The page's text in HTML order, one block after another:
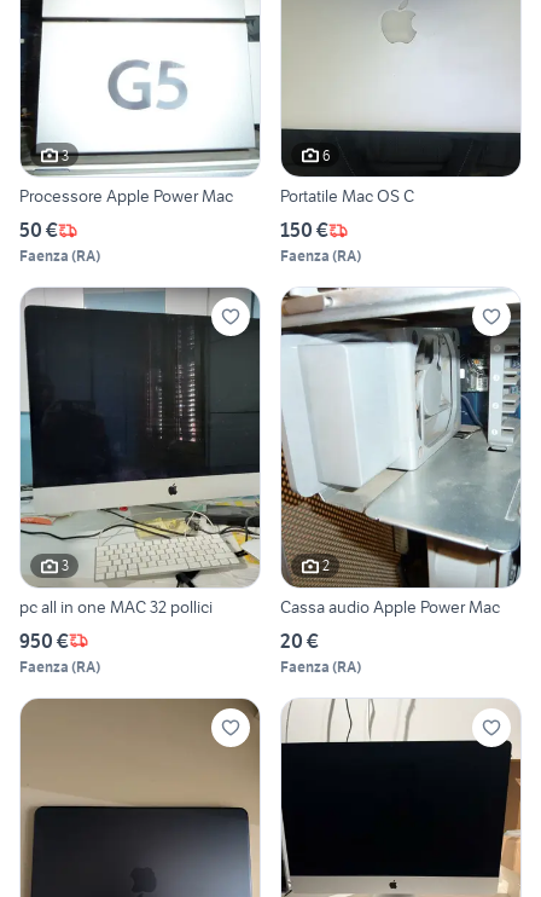
3
Processore Apple Power Mac
50 €
Faenza (RA)
6
Portatile Mac OS C
150 €
Faenza (RA)
3
pc all in one MAC 32 pollici
950 €
Faenza (RA)
2
Cassa audio Apple Power Mac
20 €
Faenza (RA)